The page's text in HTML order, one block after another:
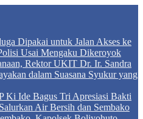
Dipakai untuk Jalan Akses ke
Usai Mengaku Dikeroyok
Rektor UKIT Dr. Ir. Sandra
dalam Suasana Syukur yang
Ki Ide Bagus Tri Apresiasi Bakti
Air Bersih dan Sembako